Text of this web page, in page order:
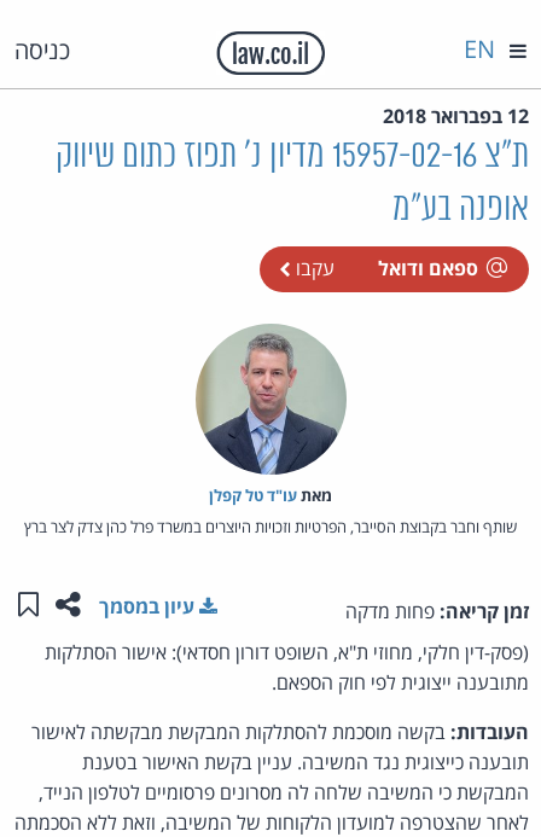
כניסה EN
12 בפברואר 2018
ת"צ 15957-02-16 מדיון נ' תפוז כתום שיווק
אופנה בע"מ
ספאם ודואל עקבו
מאת‏עו"ד טל קפלן
שותף וחבר בקבוצת הסייבר, הפרטיות וזכויות היוצרים במשרד פרל כהן צדק לצר ברץ
זמן קריאה: פחות מדקה שתפו
עיון במסמך
(פסק-דין חלקי, מחוזי ת"א, השופט דורון חסדאי): אישור הסתלקות
מתובענה ייצוגית לפי חוק הספאם.
העובדות: בקשה מוסכמת להסתלקות המבקשת מבקשתה לאישור
תובענה כייצוגית נגד המשיבה. עניין בקשת האישור בטענת
המבקשת כי המשיבה שלחה לה מסרונים פרסומיים לטלפון הנייד,
לאחר שהצטרפה למועדון הלקוחות של המשיבה, וזאת ללא הסכמתה